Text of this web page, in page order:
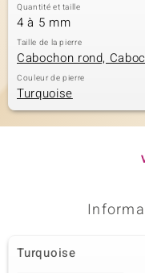
Quantité et taille
4 à 5 mm
Taille de la pierre
Cabochon rond,
Couleur de pierre
Turquoise
Turquoise